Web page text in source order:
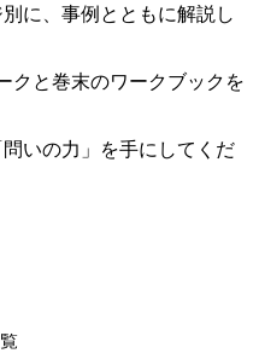
に、事例とともに解説し
クと巻末のワークブックを
いの力」を手にしてくだ